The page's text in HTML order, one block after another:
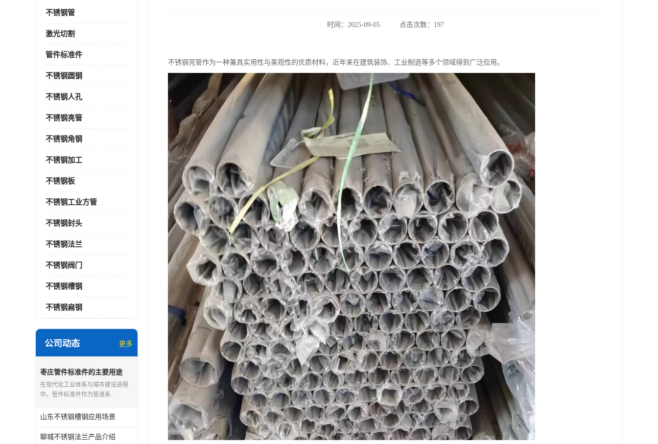
不锈钢管
激光切割
管件标准件
不锈钢圆钢
不锈钢人孔
不锈钢亮管
不锈钢角钢
不锈钢加工
不锈钢板
不锈钢工业方管
不锈钢封头
不锈钢法兰
不锈钢阀门
不锈钢槽钢
不锈钢扁钢
公司动态 更多
枣庄管件标准件的主要用途
在现代化工业体系与城市建设进程
中，管件标准件作为管道系..
山东不锈钢槽钢应用场景
聊城不锈钢法兰产品介绍
时间：2025-09-05 点击次数：197
不锈钢亮管作为一种兼具实用性与美观性的优质材料，近年来在建筑装饰、工业制造等多个领域得到广泛应用。